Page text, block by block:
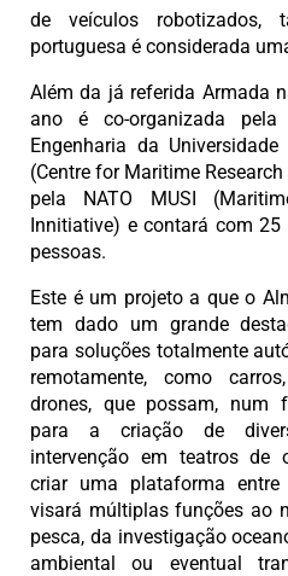
de veículos
portuguesa é considerada
Além da já referida Armada
ano é co-organizada pela
Engenharia da
(Centre for Maritime
pela NATO MUSI
Innitiative) e contará com
pessoas.
Este é um projeto a que o
tem dado um grande
para soluções totalmente
remotamente, como
drones, que possam, num
para a criação de
intervenção em teatros de
criar uma plataforma
visará múltiplas funções ao
pesca, da investigação
ambiental ou eventual